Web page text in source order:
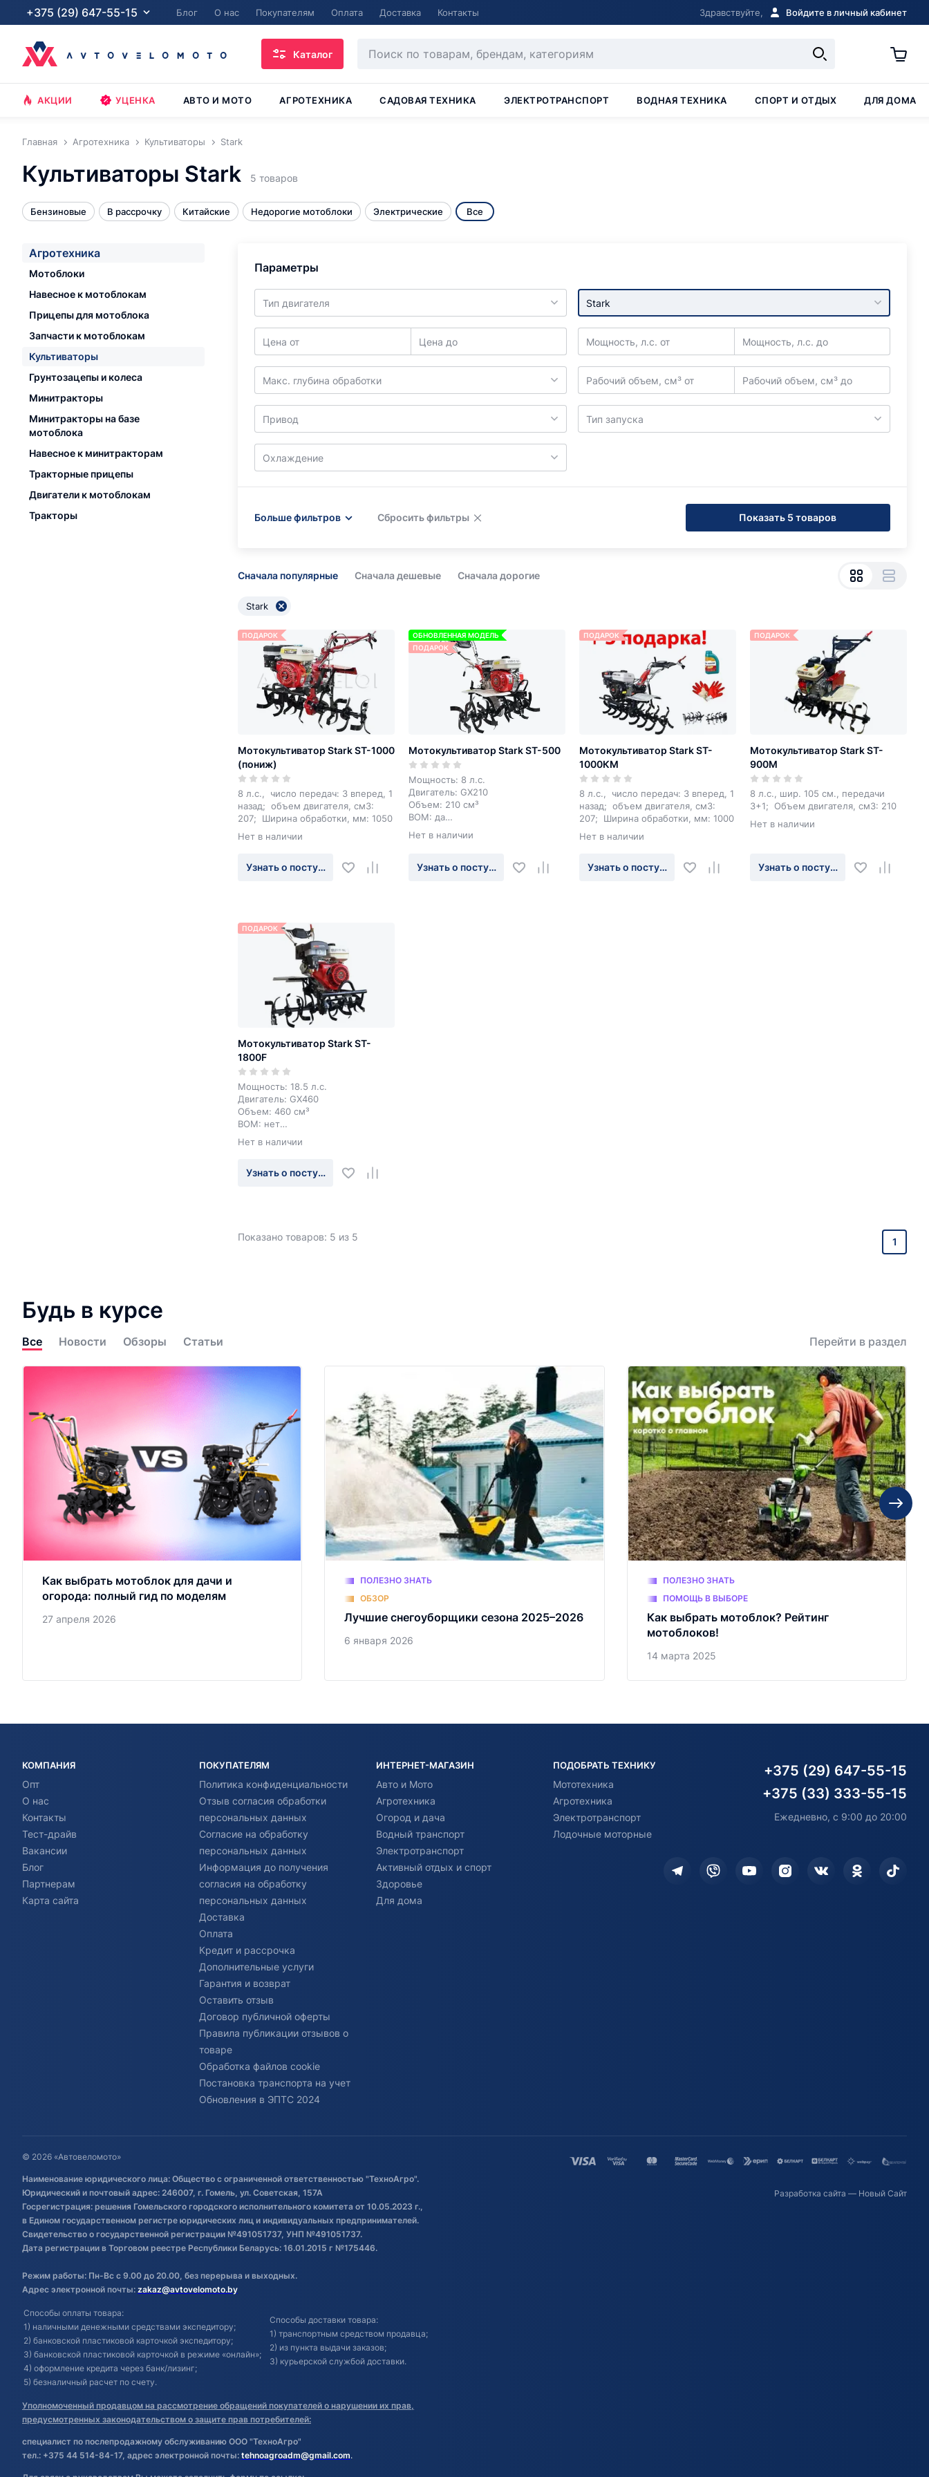
+375 (29) 647-55-15 Блог О нас Покупателям Оплата Доставка Контакты Здравствуйте, Войдите в личный кабинет
Каталог
АКЦИИ УЦЕНКА АВТО И МОТО АГРОТЕХНИКА САДОВАЯ ТЕХНИКА ЭЛЕКТРОТРАНСПОРТ ВОДНАЯ ТЕХНИКА СПОРТ И ОТДЫХ ДЛЯ ДОМА
Главная Агротехника Культиваторы Stark
Культиваторы Stark 5 товаров
Бензиновые В рассрочку Китайские Недорогие мотоблоки Электрические Все
Агротехника
Мотоблоки
Навесное к мотоблокам
Прицепы для мотоблока
Запчасти к мотоблокам
Культиваторы
Грунтозацепы и колеса
Минитракторы
Минитракторы на базе
мотоблока
Навесное к минитракторам
Тракторные прицепы
Двигатели к мотоблокам
Тракторы
Параметры
Тип двигателя Stark
Цена от Цена до Мощность, л.с. от Мощность, л.с. до
Макс. глубина обработки Рабочий объем, см³ от Рабочий объем, см³ до
Привод Тип запуска
Охлаждение
Больше фильтров Сбросить фильтры Показать 5 товаров
Сначала популярные Сначала дешевые Сначала дорогие
Stark
ПОДАРОК
Мотокультиватор Stark ST-1000
(пониж)
8 л.с., число передач: 3 вперед, 1
назад; объем двигателя, см3:
207; Ширина обработки, мм: 1050
Нет в наличии
Узнать о поступлении
ОБНОВЛЕННАЯ МОДЕЛЬ
ПОДАРОК
Мотокультиватор Stark ST-500
Мощность: 8 л.с.
Двигатель: GX210
Объем: 210 см³
ВОМ: да
Вес: 85 кг
Нет в наличии
Узнать о поступлении
ПОДАРОК
Мотокультиватор Stark ST-
1000КМ
8 л.с., число передач: 3 вперед, 1
назад; объем двигателя, см3:
207; Ширина обработки, мм: 1000
Нет в наличии
Узнать о поступлении
ПОДАРОК
Мотокультиватор Stark ST-
900М
8 л.с., шир. 105 см., передачи
3+1; Объем двигателя, см3: 210
Нет в наличии
Узнать о поступлении
ПОДАРОК
Мотокультиватор Stark ST-
1800F
Мощность: 18.5 л.с.
Двигатель: GX460
Объем: 460 см³
ВОМ: нет
Пониженная передача: да
Вес: 125 кг
Нет в наличии
Узнать о поступлении
Показано товаров: 5 из 5 1
Будь в курсе
Все Новости Обзоры Статьи Перейти в раздел
Как выбрать мотоблок для дачи и
огорода: полный гид по моделям
27 апреля 2026
ПОЛЕЗНО ЗНАТЬ
ОБЗОР
Лучшие снегоуборщики сезона 2025–2026
6 января 2026
ПОЛЕЗНО ЗНАТЬ
ПОМОЩЬ В ВЫБОРЕ
Как выбрать мотоблок? Рейтинг
мотоблоков!
14 марта 2025
КОМПАНИЯ
Опт
О нас
Контакты
Тест-драйв
Вакансии
Блог
Партнерам
Карта сайта
ПОКУПАТЕЛЯМ
Политика конфиденциальности
Отзыв согласия обработки
персональных данных
Согласие на обработку
персональных данных
Информация до получения
согласия на обработку
персональных данных
Доставка
Оплата
Кредит и рассрочка
Дополнительные услуги
Гарантия и возврат
Оставить отзыв
Договор публичной оферты
Правила публикации отзывов о
товаре
Обработка файлов cookie
Постановка транспорта на учет
Обновления в ЭПТС 2024
ИНТЕРНЕТ-МАГАЗИН
Авто и Мото
Агротехника
Огород и дача
Водный транспорт
Электротранспорт
Активный отдых и спорт
Здоровье
Для дома
ПОДОБРАТЬ ТЕХНИКУ
Мототехника
Агротехника
Электротранспорт
Лодочные моторные
+375 (29) 647-55-15
+375 (33) 333-55-15
Ежедневно, с 9:00 до 20:00
© 2026 «Автовеломото»
Наименование юридического лица: Общество с ограниченной ответственностью "ТехноАгро".
Юридический и почтовый адрес: 246007, г. Гомель, ул. Советская, 157А
Госрегистрация: решения Гомельского городского исполнительного комитета от 10.05.2023 г.,
в Едином государственном регистре юридических лиц и индивидуальных предпринимателей.
Свидетельство о государственной регистрации №491051737, УНП №491051737.
Дата регистрации в Торговом реестре Республики Беларусь: 16.01.2015 г №175446.
Режим работы: Пн-Вс с 9.00 до 20.00, без перерыва и выходных.
Адрес электронной почты: zakaz@avtovelomoto.by
Способы оплаты товара:
1) наличными денежными средствами экспедитору;
2) банковской пластиковой карточкой экспедитору;
3) банковской пластиковой карточкой в режиме «онлайн»;
4) оформление кредита через банк/лизинг;
5) безналичный расчет по счету.
Способы доставки товара:
1) транспортным средством продавца;
2) из пункта выдачи заказов;
3) курьерской службой доставки.
Уполномоченный продавцом на рассмотрение обращений покупателей о нарушении их прав,
предусмотренных законодательством о защите прав потребителей:
специалист по послепродажному обслуживанию ООО "ТехноАгро"
тел.: +375 44 514-84-17, адрес электронной почты: tehnoagroadm@gmail.com.
Разработка сайта — Новый Сайт